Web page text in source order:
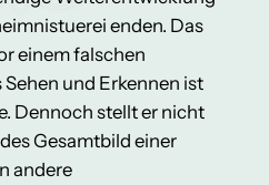
enden. Das
einem falschen
und Erkennen ist
Dennoch stellt er nicht
Gesamtbild einer
andere